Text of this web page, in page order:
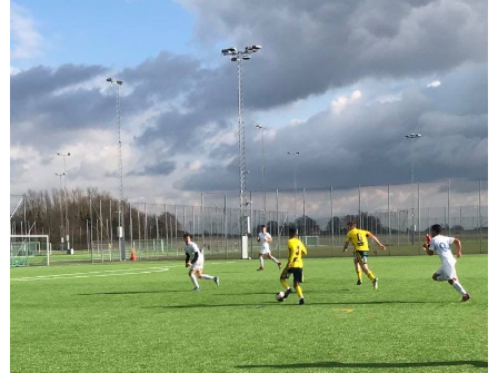
MEDLEMS OCH TRÄNINGSAVGIFTER